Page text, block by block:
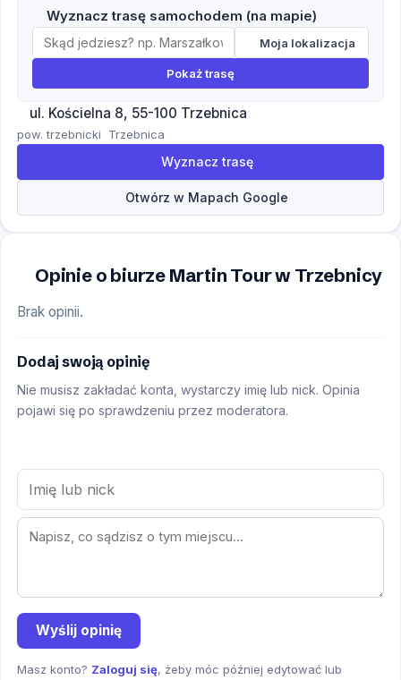
Wyznacz trasę samochodem (na mapie)
Moja lokalizacja
Pokaż trasę
ul. Kościelna 8, 55-100 Trzebnica
pow. trzebnicki Trzebnica
Wyznacz trasę
Otwórz w Mapach Google
Opinie o biurze Martin Tour w Trzebnicy
Brak opinii.
Dodaj swoją opinię
Nie musisz zakładać konta, wystarczy imię lub nick. Opinia
pojawi się po sprawdzeniu przez moderatora.
Wyślij opinię
Masz konto? Zaloguj się, żeby móc później edytować lub